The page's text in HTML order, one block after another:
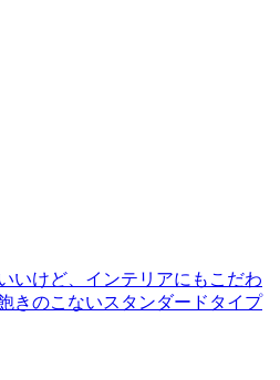
いけど、インテリアにもこだわ
きのこないスタンダードタイプ